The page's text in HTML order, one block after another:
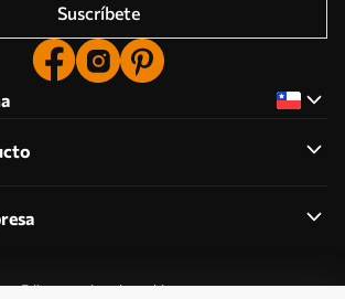
Suscríbete
Editar permisos de cookies